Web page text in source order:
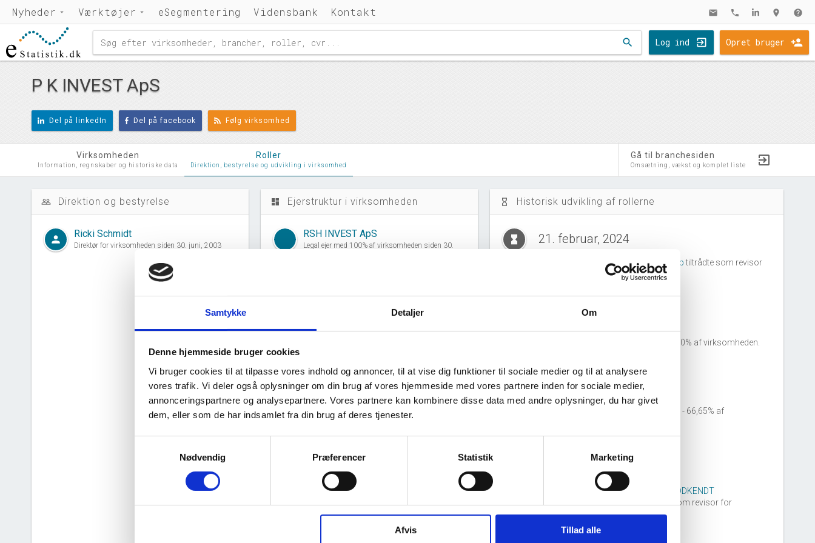
Samtykke Detaljer Om
Denne hjemmeside bruger cookies
Vi bruger cookies til at tilpasse vores indhold og annoncer, til at vise dig funktioner til sociale medier og til at analysere
vores trafik. Vi deler også oplysninger om din brug af vores hjemmeside med vores partnere inden for sociale medier,
annonceringspartnere og analysepartnere. Vores partnere kan kombinere disse data med andre oplysninger, du har givet
dem, eller som de har indsamlet fra din brug af deres tjenester.
Nødvendig
Præferencer Statistik Marketing
Afvis Tillad alle
Nyheder Værktøjer eSegmentering Vidensbank Kontakt mail phone location_on help
search Log ind Opret bruger
P K INVEST ApS
Del på linkedIn Del på facebook Følg virksomhed
Virksomheden
Information, regnskaber og historiske data
Roller
Direktion, bestyrelse og udvikling i virksomhed
Gå til branchesiden
Omsætning, vækst og komplet liste
people_outline Direktion og bestyrelse
person Ricki Schmidt
Direktør for virksomheden siden 30. juni, 2003
dashboard Ejerstruktur i virksomheden
RSH INVEST ApS
Legal ejer med 100% af virksomheden siden 30.
datterselskaber.
hourglass_empty Historisk udvikling af rollerne
hourglass_full 21. februar, 2024
EY Godkendt Revisionspartnerselskabtiltrådte som revisor
for virksomheden.
30. november, 2019
tiltrådte som ejer 100% af virksomheden.
hourglass_full 20. december, 2008
tiltrådte som ejer 50 - 66,65% af
REVISIONSCENTRET HADERSLEV GODKENDT
tiltrådte som revisor for
virksomheden.